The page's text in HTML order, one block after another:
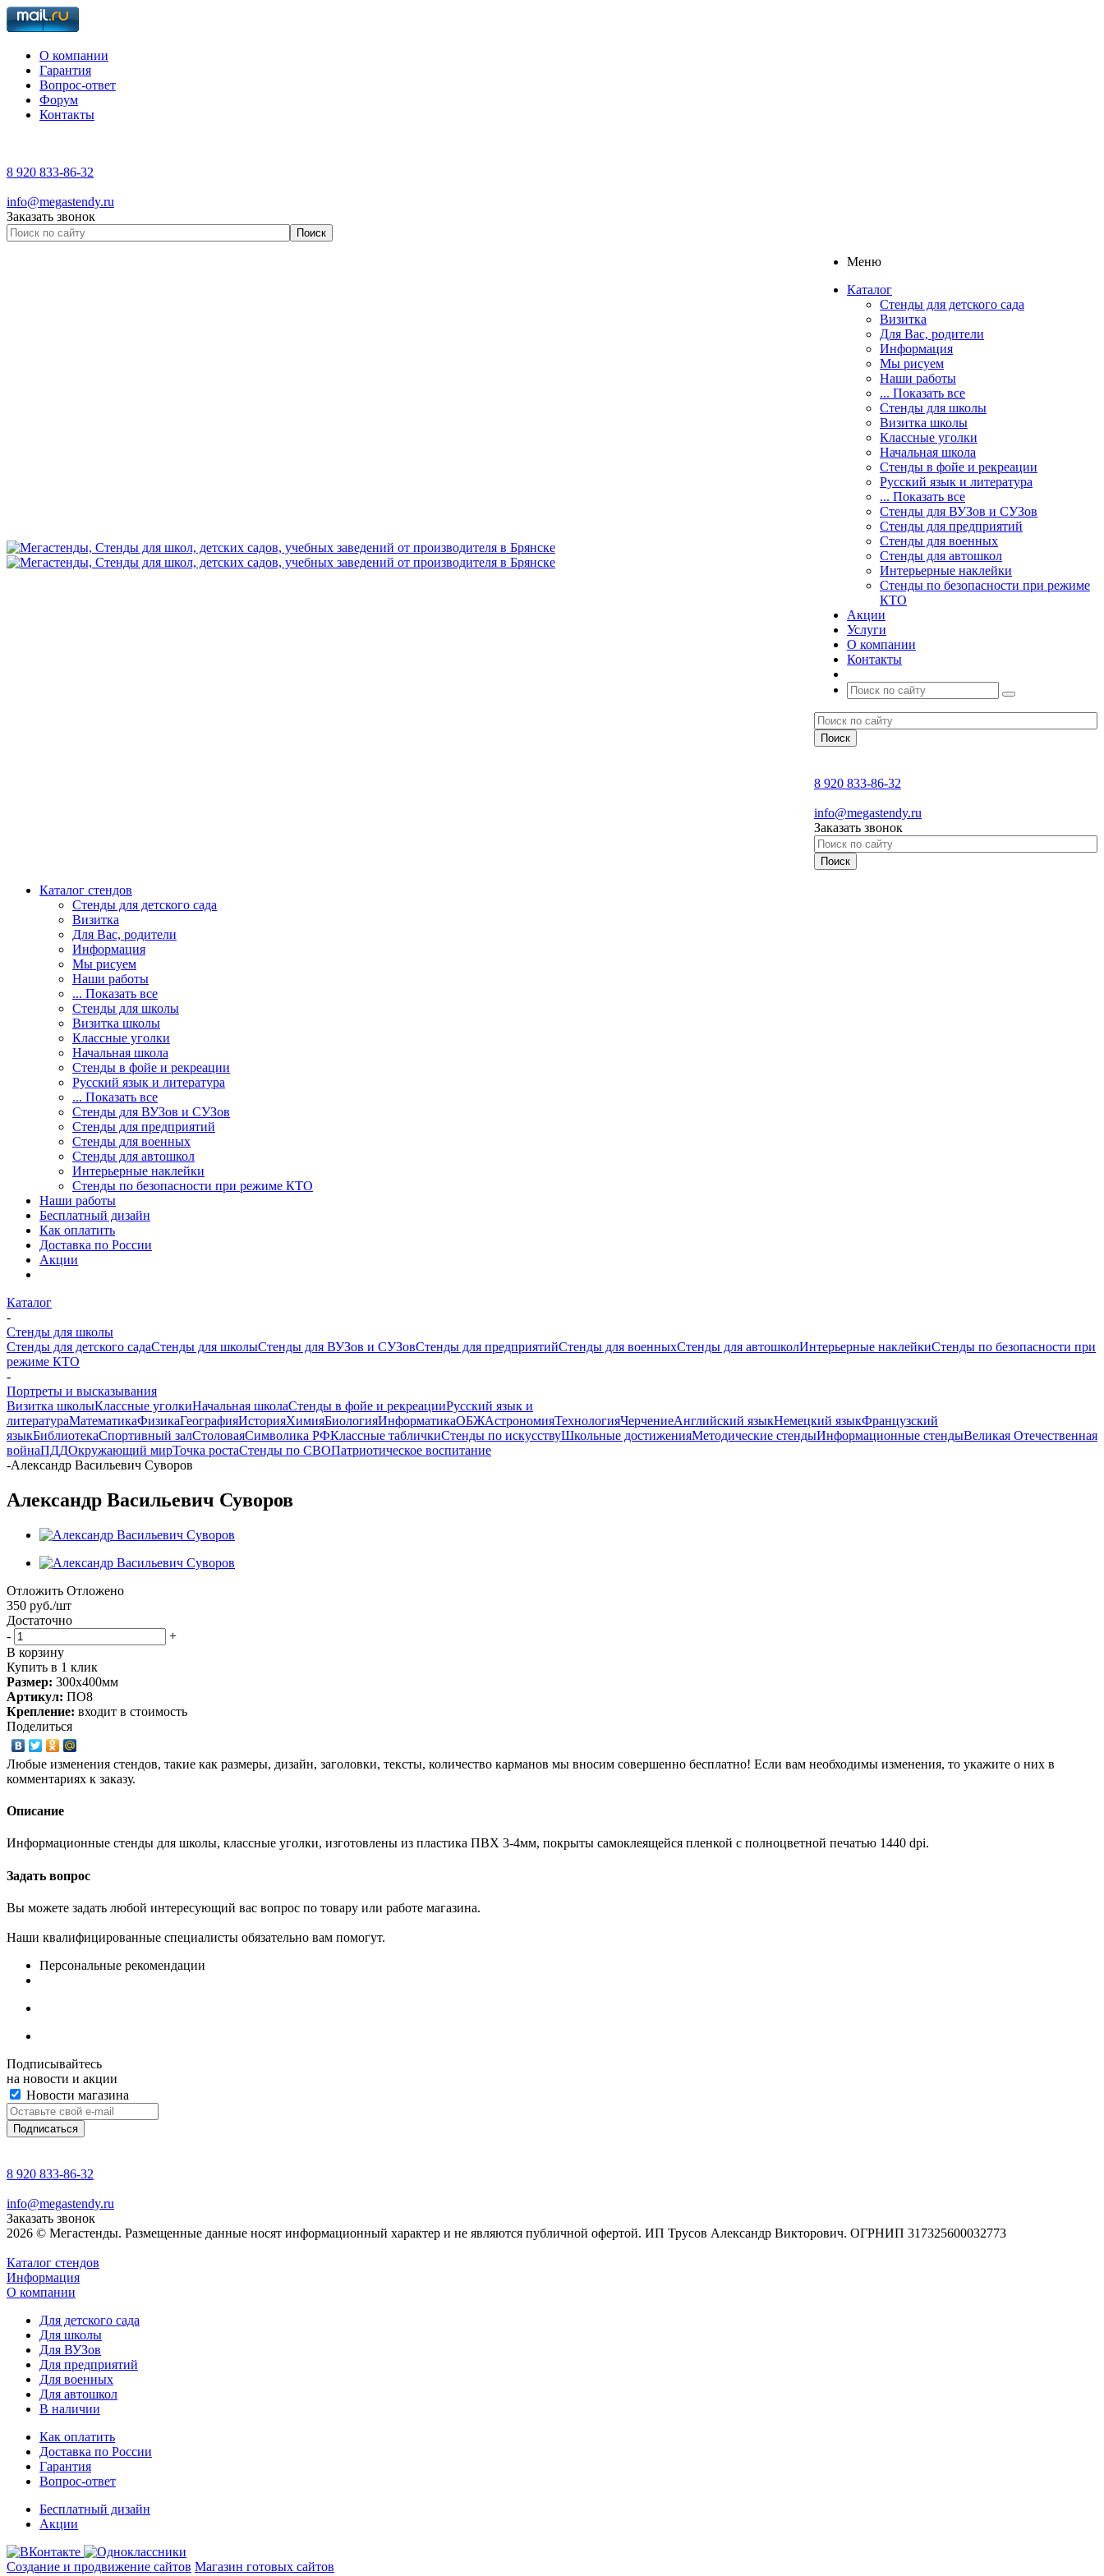
О компании
Гарантия
Вопрос-ответ
Форум
Контакты
8 920 833-86-32
info@megastendy.ru
Заказать звонок
Меню
Каталог
Стенды для детского сада
Визитка
Для Вас, родители
Информация
Мы рисуем
Наши работы
... Показать все
Стенды для школы
Визитка школы
Классные уголки
Начальная школа
Стенды в фойе и рекреации
Русский язык и литература
... Показать все
Стенды для ВУЗов и СУЗов
Стенды для предприятий
Стенды для военных
Стенды для автошкол
Интерьерные наклейки
Стенды по безопасности при режиме
КТО
Акции
Услуги
О компании
Контакты
8 920 833-86-32
info@megastendy.ru
Заказать звонок
Каталог стендов
Стенды для детского сада
Визитка
Для Вас, родители
Информация
Мы рисуем
Наши работы
... Показать все
Стенды для школы
Визитка школы
Классные уголки
Начальная школа
Стенды в фойе и рекреации
Русский язык и литература
... Показать все
Стенды для ВУЗов и СУЗов
Стенды для предприятий
Стенды для военных
Стенды для автошкол
Интерьерные наклейки
Стенды по безопасности при режиме КТО
Наши работы
Бесплатный дизайн
Как оплатить
Доставка по России
Акции
Каталог
-
Стенды для школы
Стенды для детского садаСтенды для школыСтенды для ВУЗов и СУЗовСтенды для предприятийСтенды для военныхСтенды для автошколИнтерьерные наклейкиСтенды по безопасности при
режиме КТО
-
Портреты и высказывания
Визитка школыКлассные уголкиНачальная школаСтенды в фойе и рекреацииРусский язык и
литератураМатематикаФизикаГеографияИсторияХимияБиологияИнформатикаОБЖАстрономияТехнологияЧерчениеАнглийский языкНемецкий языкФранцузский
языкБиблиотекаСпортивный залСтоловаяСимволика РФКлассные табличкиСтенды по искусствуШкольные достиженияМетодические стендыИнформационные стендыВеликая Отечественная
войнаПДДОкружающий мирТочка ростаСтенды по СВОПатриотическое воспитание
-Александр Васильевич Суворов
Александр Васильевич Суворов
Отложить Отложено
350 руб./шт
Достаточно
-
+
В корзину
Купить в 1 клик
Размер: 300х400мм
Артикул: ПО8
Крепление: входит в стоимость
Поделиться
Любые изменения стендов, такие как размеры, дизайн, заголовки, тексты, количество карманов мы вносим совершенно бесплатно! Если вам необходимы изменения, то укажите о них в
комментариях к заказу.
Описание
Информационные стенды для школы, классные уголки, изготовлены из пластика ПВХ 3-4мм, покрыты самоклеящейся пленкой с полноцветной печатью 1440 dpi.
Задать вопрос
Вы можете задать любой интересующий вас вопрос по товару или работе магазина.
Наши квалифицированные специалисты обязательно вам помогут.
Персональные рекомендации
Подписывайтесь
на новости и акции
Новости магазина
8 920 833-86-32
info@megastendy.ru
Заказать звонок
2026 © Мегастенды. Размещенные данные носят информационный характер и не являются публичной офертой. ИП Трусов Александр Викторович. ОГРНИП 317325600032773
Каталог стендов
Информация
О компании
Для детского сада
Для школы
Для ВУЗов
Для предприятий
Для военных
Для автошкол
В наличии
Как оплатить
Доставка по России
Гарантия
Вопрос-ответ
Бесплатный дизайн
Акции
Создание и продвижение сайтов Магазин готовых сайтов